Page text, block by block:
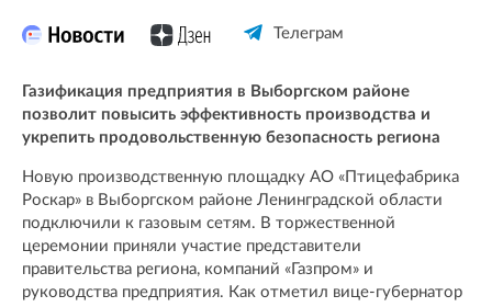
Телеграм
Газификация предприятия в Выборгском районе
позволит повысить эффективность производства и
укрепить продовольственную безопасность региона
Новую производственную площадку АО «Птицефабрика
Роскар» в Выборгском районе Ленинградской области
подключили к газовым сетям. В торжественной
церемонии приняли участие представители
правительства региона, компаний «Газпром» и
руководства предприятия. Как отметил вице-губернатор